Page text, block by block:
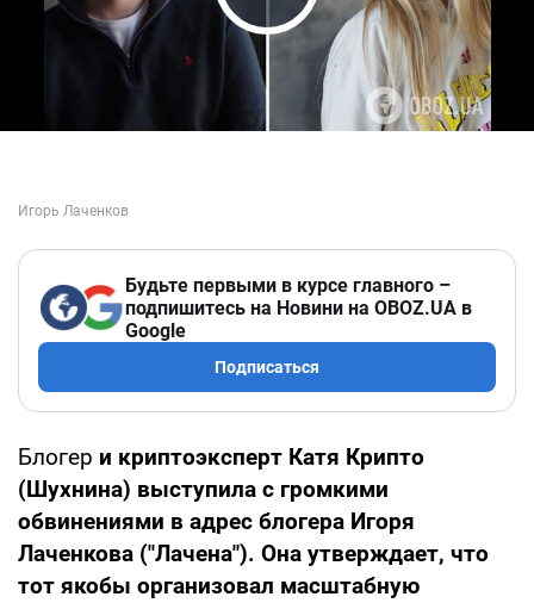
Play Video
Будьте первыми в курсе главного –
подпишитесь на Новини на OBOZ.UA в
Google
Подписаться
Блогер и криптоэксперт Катя Крипто
(Шухнина) выступила с громкими
обвинениями в адрес блогера Игоря
Лаченкова ("Лачена"). Она утверждает, что
тот якобы организовал масштабную